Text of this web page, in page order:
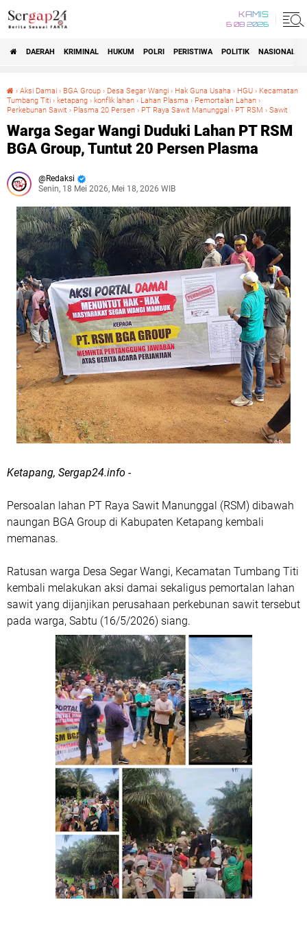
KAMIS
6 08 2026
DAERAH KRIMINAL HUKUM POLRI PERISTIWA POLITIK NASIONAL
› Aksi Damai › BGA Group › Desa Segar Wangi › Hak Guna Usaha › HGU › Kecamatan
Tumbang Titi › ketapang › konflik lahan › Lahan Plasma › Pemortalan Lahan ›
Perkebunan Sawit › Plasma 20 Persen › PT Raya Sawit Manunggal › PT RSM › Sawit
Warga Segar Wangi Duduki Lahan PT RSM
BGA Group, Tuntut 20 Persen Plasma
Redaksi
Senin, 18 Mei 2026, Mei 18, 2026 WIB
Ketapang, Sergap24.info -
Persoalan lahan PT Raya Sawit Manunggal (RSM) dibawah
naungan BGA Group di Kabupaten Ketapang kembali
memanas.
Ratusan warga Desa Segar Wangi, Kecamatan Tumbang Titi
kembali melakukan aksi damai sekaligus pemortalan lahan
sawit yang dijanjikan perusahaan perkebunan sawit tersebut
pada warga, Sabtu (16/5/2026) siang.